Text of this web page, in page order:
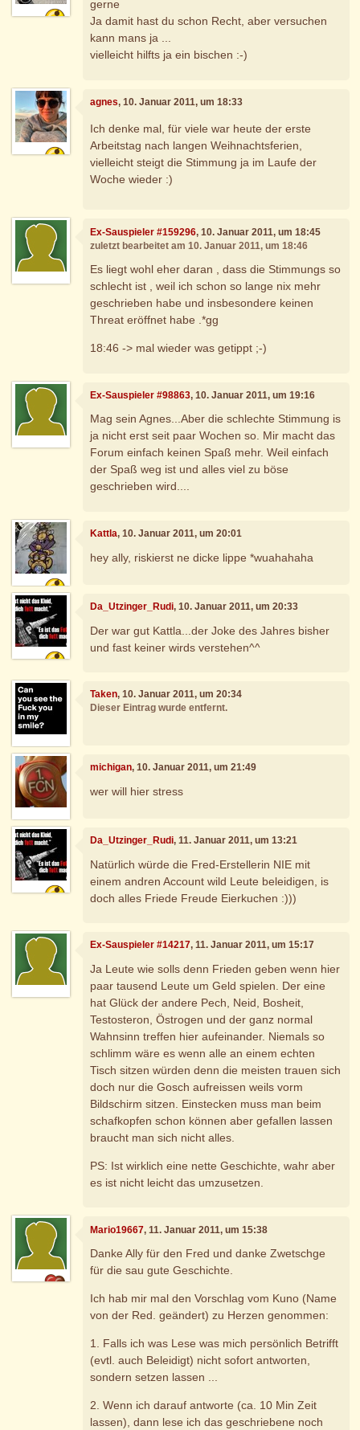
gerne
Ja damit hast du schon Recht, aber versuchen
kann mans ja ...
vielleicht hilfts ja ein bischen :-)
agnes, 10. Januar 2011, um 18:33
Ich denke mal, für viele war heute der erste
Arbeitstag nach langen Weihnachtsferien,
vielleicht steigt die Stimmung ja im Laufe der
Woche wieder :)
Ex-Sauspieler #159296, 10. Januar 2011, um 18:45
zuletzt bearbeitet am 10. Januar 2011, um 18:46
Es liegt wohl eher daran , dass die Stimmungs so
schlecht ist , weil ich schon so lange nix mehr
geschrieben habe und insbesondere keinen
Threat eröffnet habe .*gg
18:46 -> mal wieder was getippt ;-)
Ex-Sauspieler #98863, 10. Januar 2011, um 19:16
Mag sein Agnes...Aber die schlechte Stimmung is
ja nicht erst seit paar Wochen so. Mir macht das
Forum einfach keinen Spaß mehr. Weil einfach
der Spaß weg ist und alles viel zu böse
geschrieben wird....
Kattla, 10. Januar 2011, um 20:01
hey ally, riskierst ne dicke lippe *wuahahaha
Da_Utzinger_Rudi, 10. Januar 2011, um 20:33
Der war gut Kattla...der Joke des Jahres bisher
und fast keiner wirds verstehen^^
Taken, 10. Januar 2011, um 20:34
Dieser Eintrag wurde entfernt.
michigan, 10. Januar 2011, um 21:49
wer will hier stress
Da_Utzinger_Rudi, 11. Januar 2011, um 13:21
Natürlich würde die Fred-Erstellerin NIE mit
einem andren Account wild Leute beleidigen, is
doch alles Friede Freude Eierkuchen :)))
Ex-Sauspieler #14217, 11. Januar 2011, um 15:17
Ja Leute wie solls denn Frieden geben wenn hier
paar tausend Leute um Geld spielen. Der eine
hat Glück der andere Pech, Neid, Bosheit,
Testosteron, Östrogen und der ganz normal
Wahnsinn treffen hier aufeinander. Niemals so
schlimm wäre es wenn alle an einem echten
Tisch sitzen würden denn die meisten trauen sich
doch nur die Gosch aufreissen weils vorm
Bildschirm sitzen. Einstecken muss man beim
schafkopfen schon können aber gefallen lassen
braucht man sich nicht alles.
PS: Ist wirklich eine nette Geschichte, wahr aber
es ist nicht leicht das umzusetzen.
Mario19667, 11. Januar 2011, um 15:38
Danke Ally für den Fred und danke Zwetschge
für die sau gute Geschichte.
Ich hab mir mal den Vorschlag vom Kuno (Name
von der Red. geändert) zu Herzen genommen:
1. Falls ich was Lese was mich persönlich Betrifft
(evtl. auch Beleidigt) nicht sofort antworten,
sondern setzen lassen ...
2. Wenn ich darauf antworte (ca. 10 Min Zeit
lassen), dann lese ich das geschriebene noch